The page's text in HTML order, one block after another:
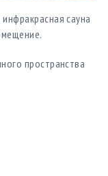
сауна
пространства